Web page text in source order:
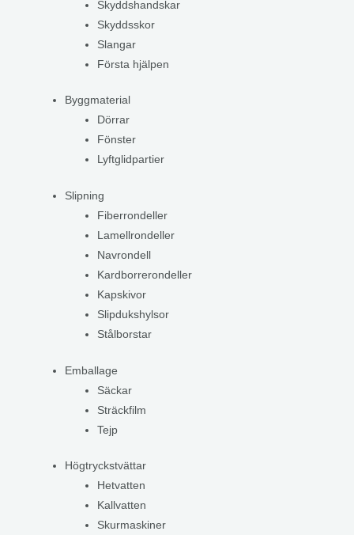
Skyddshandskar
Skyddsskor
Slangar
Första hjälpen
Byggmaterial
Dörrar
Fönster
Lyftglidpartier
Slipning
Fiberrondeller
Lamellrondeller
Navrondell
Kardborrerondeller
Kapskivor
Slipdukshylsor
Stålborstar
Emballage
Säckar
Sträckfilm
Tejp
Högtryckstvättar
Hetvatten
Kallvatten
Skurmaskiner